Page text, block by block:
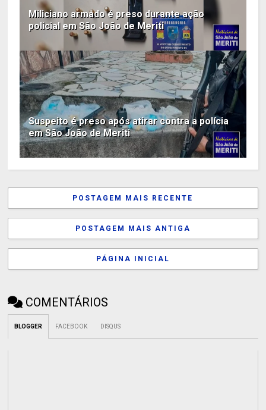
Miliciano armado é preso durante ação
policial em São João de Meriti
Suspeito é preso após atirar contra a polícia
em São João de Meriti
POSTAGEM MAIS RECENTE
POSTAGEM MAIS ANTIGA
PÁGINA INICIAL
COMENTÁRIOS
BLOGGER FACEBOOK DISQUS